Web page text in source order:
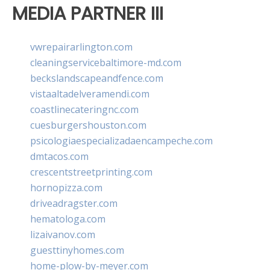
MEDIA PARTNER III
vwrepairarlington.com
cleaningservicebaltimore-md.com
beckslandscapeandfence.com
vistaaltadelveramendi.com
coastlinecateringnc.com
cuesburgershouston.com
psicologiaespecializadaencampeche.com
dmtacos.com
crescentstreetprinting.com
hornopizza.com
driveadragster.com
hematologa.com
lizaivanov.com
guesttinyhomes.com
home-plow-by-meyer.com